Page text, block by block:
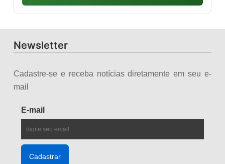
Newsletter
Cadastre-se e receba notícias diretamente em seu e-
mail
E-mail